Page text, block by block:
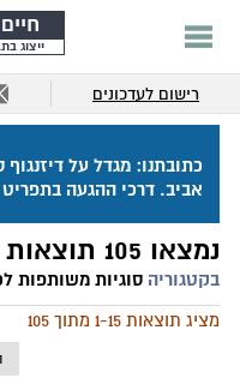
ייצוג
רישום לעדכונים
אביב. דרכי ההגעה בתפריט
נמצאו 105 תוצאות
בקטגוריהסוגיות משותפות
מציג תוצאות 1-15 מתוך 105